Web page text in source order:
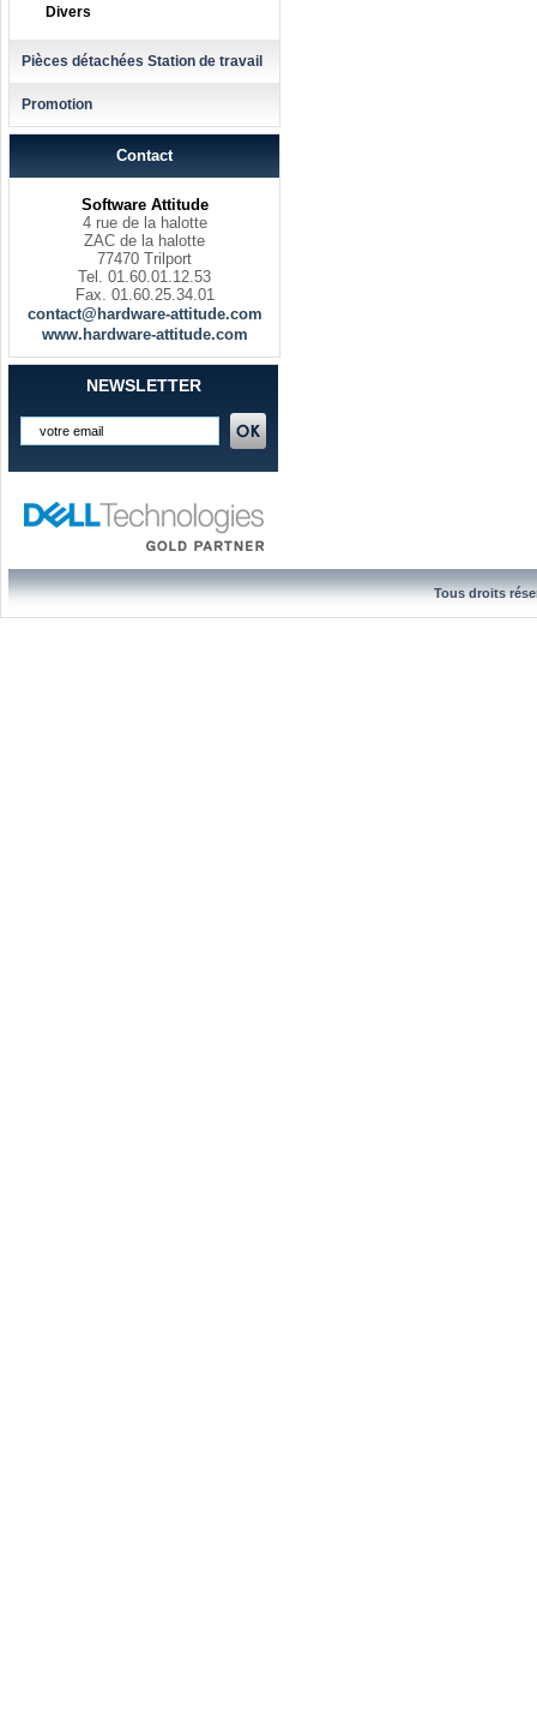
Divers
Pièces détachées Station de travail
Promotion
Contact
Software Attitude
4 rue de la halotte
ZAC de la halotte
77470 Trilport
Tel. 01.60.01.12.53
Fax. 01.60.25.34.01
contact@hardware-attitude.com
www.hardware-attitude.com
NEWSLETTER
Tous droits